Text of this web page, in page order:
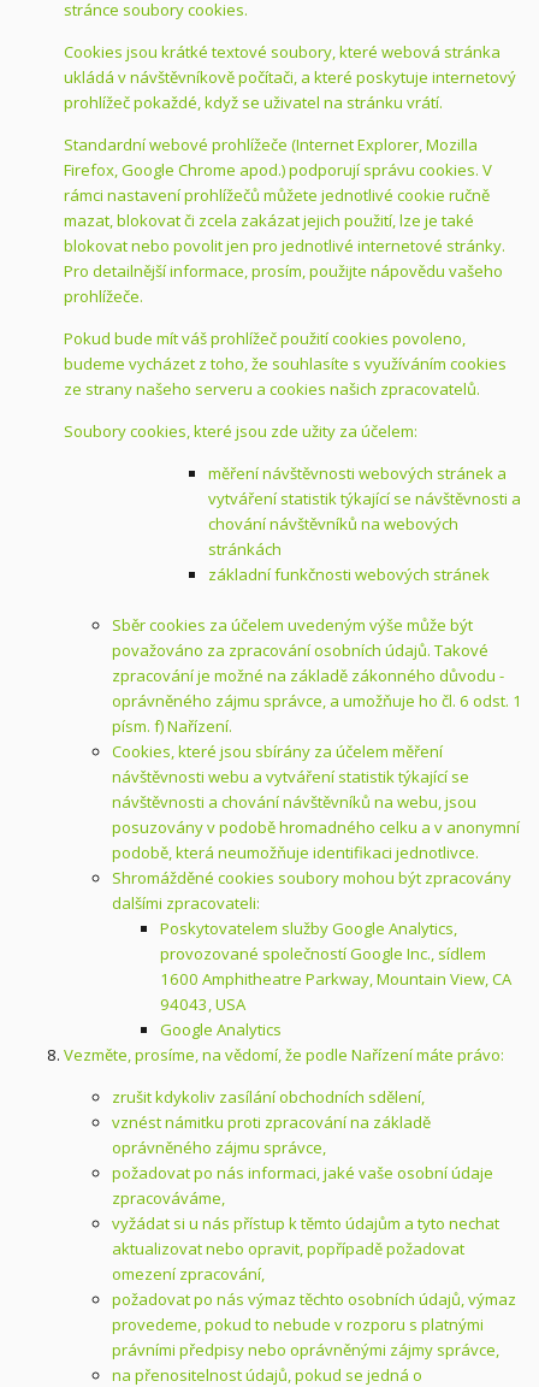
stránce soubory cookies.
Cookies jsou krátké textové soubory, které webová stránka
ukládá v návštěvníkově počítači, a které poskytuje internetový
prohlížeč pokaždé, když se uživatel na stránku vrátí.
Standardní webové prohlížeče (Internet Explorer, Mozilla
Firefox, Google Chrome apod.) podporují správu cookies. V
rámci nastavení prohlížečů můžete jednotlivé cookie ručně
mazat, blokovat či zcela zakázat jejich použití, lze je také
blokovat nebo povolit jen pro jednotlivé internetové stránky.
Pro detailnější informace, prosím, použijte nápovědu vašeho
prohlížeče.
Pokud bude mít váš prohlížeč použití cookies povoleno,
budeme vycházet z toho, že souhlasíte s využíváním cookies
ze strany našeho serveru a cookies našich zpracovatelů.
Soubory cookies, které jsou zde užity za účelem:
měření návštěvnosti webových stránek a
vytváření statistik týkající se návštěvnosti a
chování návštěvníků na webových
stránkách
základní funkčnosti webových stránek
Sběr cookies za účelem uvedeným výše může být
považováno za zpracování osobních údajů. Takové
zpracování je možné na základě zákonného důvodu -
oprávněného zájmu správce, a umožňuje ho čl. 6 odst. 1
písm. f) Nařízení.
Cookies, které jsou sbírány za účelem měření
návštěvnosti webu a vytváření statistik týkající se
návštěvnosti a chování návštěvníků na webu, jsou
posuzovány v podobě hromadného celku a v anonymní
podobě, která neumožňuje identifikaci jednotlivce.
Shromážděné cookies soubory mohou být zpracovány
dalšími zpracovateli:
Poskytovatelem služby Google Analytics,
provozované společností Google Inc., sídlem
1600 Amphitheatre Parkway, Mountain View, CA
94043, USA
Google Analytics
Vezměte, prosíme, na vědomí, že podle Nařízení máte právo:
zrušit kdykoliv zasílání obchodních sdělení,
vznést námitku proti zpracování na základě
oprávněného zájmu správce,
požadovat po nás informaci, jaké vaše osobní údaje
zpracováváme,
vyžádat si u nás přístup k těmto údajům a tyto nechat
aktualizovat nebo opravit, popřípadě požadovat
omezení zpracování,
požadovat po nás výmaz těchto osobních údajů, výmaz
provedeme, pokud to nebude v rozporu s platnými
právními předpisy nebo oprávněnými zájmy správce,
na přenositelnost údajů, pokud se jedná o